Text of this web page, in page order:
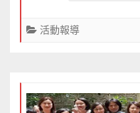
活動報導